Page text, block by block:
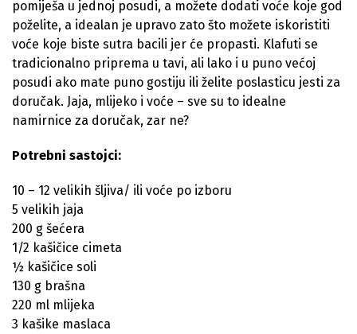
pomiješa u jednoj posudi, a možete dodati voće koje god
poželite, a idealan je upravo zato što možete iskoristiti
voće koje biste sutra bacili jer će propasti. Klafuti se
tradicionalno priprema u tavi, ali lako i u puno većoj
posudi ako mate puno gostiju ili želite poslasticu jesti za
doručak. Jaja, mlijeko i voće – sve su to idealne
namirnice za doručak, zar ne?
Potrebni sastojci:
10 – 12 velikih šljiva/ ili voće po izboru
5 velikih jaja
200 g šećera
1/2 kašičice cimeta
½ kašičice soli
130 g brašna
220 ml mlijeka
3 kašike maslaca